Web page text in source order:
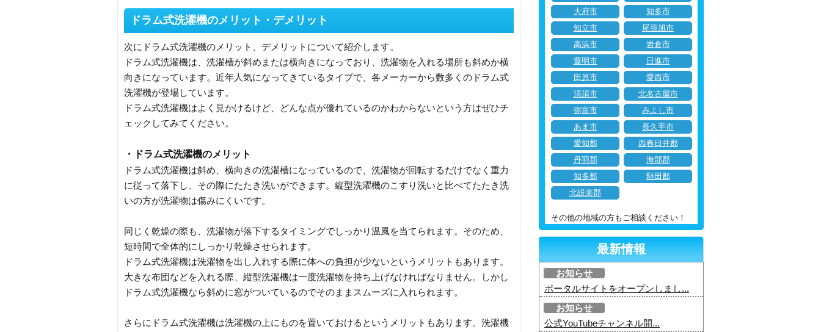
ドラム式洗濯機のメリット・デメリット
次にドラム式洗濯機のメリット、デメリットについて紹介します。
ドラム式洗濯機は、洗濯槽が斜めまたは横向きになっており、洗濯物を入れる場所も斜めか横
向きになっています。近年人気になってきているタイプで、各メーカーから数多くのドラム式
洗濯機が登場しています。
ドラム式洗濯機はよく見かけるけど、どんな点が優れているのかわからないという方はぜひチ
ェックしてみてください。
・ドラム式洗濯機のメリット
ドラム式洗濯機は斜め、横向きの洗濯槽になっているので、洗濯物が回転するだけでなく重力
に従って落下し、その際にたたき洗いができます。縦型洗濯機のこすり洗いと比べてたたき洗
いの方が洗濯物は傷みにくいです。
同じく乾燥の際も、洗濯物が落下するタイミングでしっかり温風を当てられます。そのため、
短時間で全体的にしっかり乾燥させられます。
ドラム式洗濯機は洗濯物を出し入れする際に体への負担が少ないというメリットもあります。
大きな布団などを入れる際、縦型洗濯機は一度洗濯物を持ち上げなければなりません。しかし
ドラム式洗濯機なら斜めに窓がついているのでそのままスムーズに入れられます。
さらにドラム式洗濯機は洗濯機の上にものを置いておけるというメリットもあります。洗濯機
大府市
知多市
知立市
尾張旭市
高浜市
岩倉市
豊明市
日進市
田原市
愛西市
清須市
北名古屋市
弥富市
みよし市
あま市
長久手市
愛知郡
西春日井郡
丹羽郡
海部郡
知多郡
額田郡
北設楽郡
その他の地域の方もご相談ください！
最新情報
お知らせ
ポータルサイトをオープンしまし...
お知らせ
公式YouTubeチャンネル開...